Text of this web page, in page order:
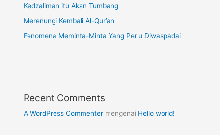
Kedzaliman itu Akan Tumbang
Merenungi Kembali Al-Qur’an
Fenomena Meminta-Minta Yang Perlu Diwaspadai
Recent Comments
A WordPress Commenter mengenai Hello world!